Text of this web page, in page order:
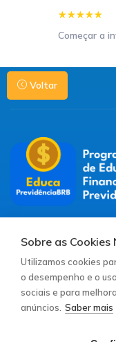
Começar a
Contato para suporte:
Voltar
Sobre as Cookies
Utilizamos cookies
o desempenho e o
sociais e para
anúncios. Saber mais